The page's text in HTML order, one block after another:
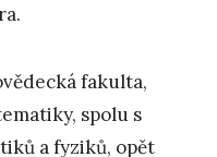
fakulta,
spolu s
a fyziků, opět